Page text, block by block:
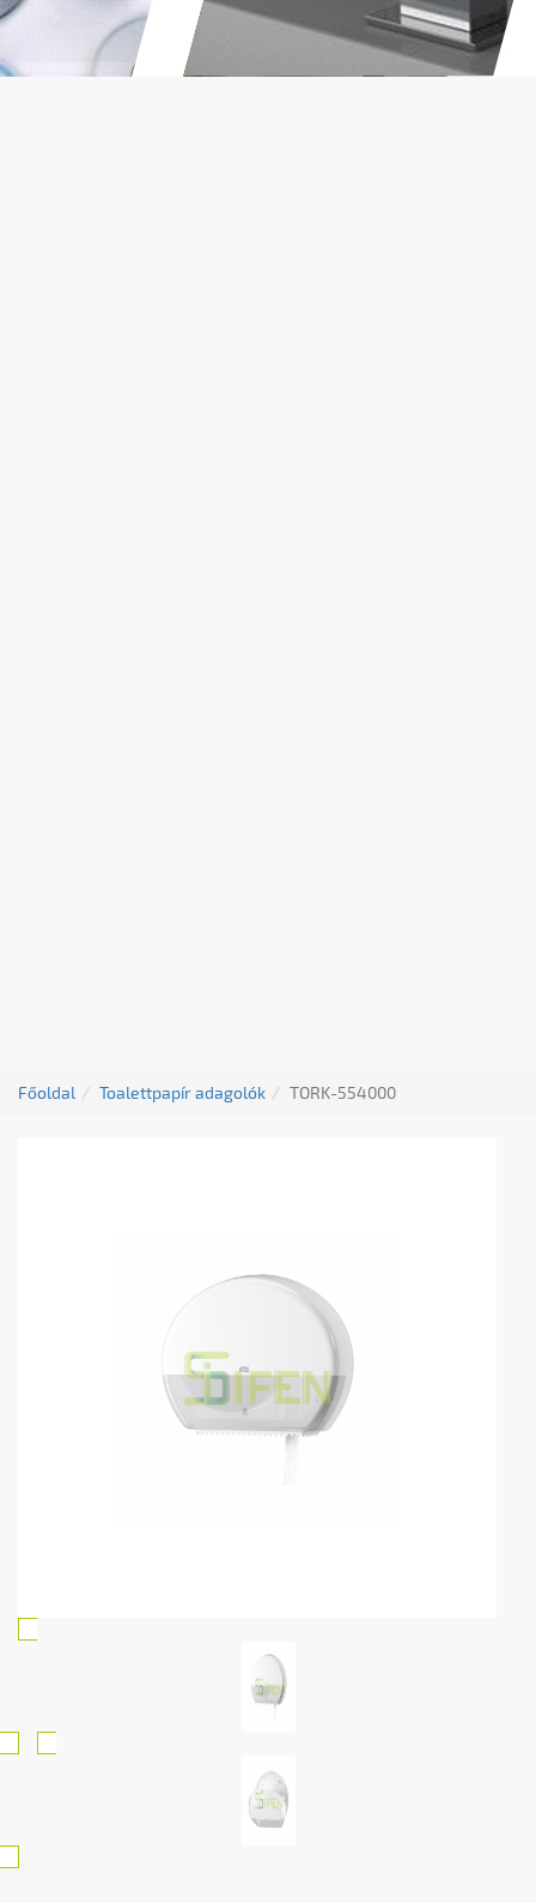
Főoldal Toalettpapír adagolók TORK-554000